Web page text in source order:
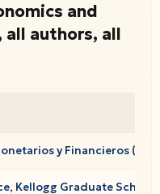
and
all authors, all
y Financieros
Kellogg Graduate